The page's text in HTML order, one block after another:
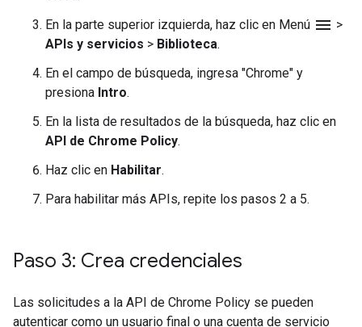
En la parte superior izquierda, haz clic en Menú menu >
APIs y servicios > Biblioteca.
En el campo de búsqueda, ingresa "Chrome" y
presiona Intro.
En la lista de resultados de la búsqueda, haz clic en
API de Chrome Policy.
Haz clic en Habilitar.
Para habilitar más APIs, repite los pasos 2 a 5.
Paso 3: Crea credenciales
Las solicitudes a la API de Chrome Policy se pueden
autenticar como un usuario final o una cuenta de servicio